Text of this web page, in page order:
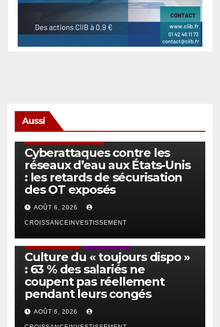
Aussi
Cyberattaques contre les
réseaux d’eau aux États-Unis
: les retards de sécurisation
des OT exposés
AOÛT 6, 2026
CROISSANCEINVESTISSEMENT
Culture du « toujours dispo »
: 63 % des salariés ne
coupent pas réellement
pendant leurs congés
AOÛT 6, 2026